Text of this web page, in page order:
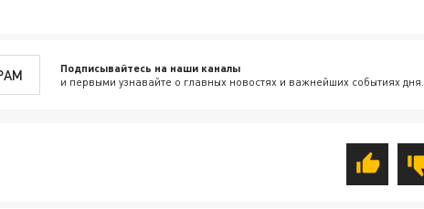
Подписывайтесь на наши каналы
и первыми узнавайте о главных новостях и важнейших событиях дня.